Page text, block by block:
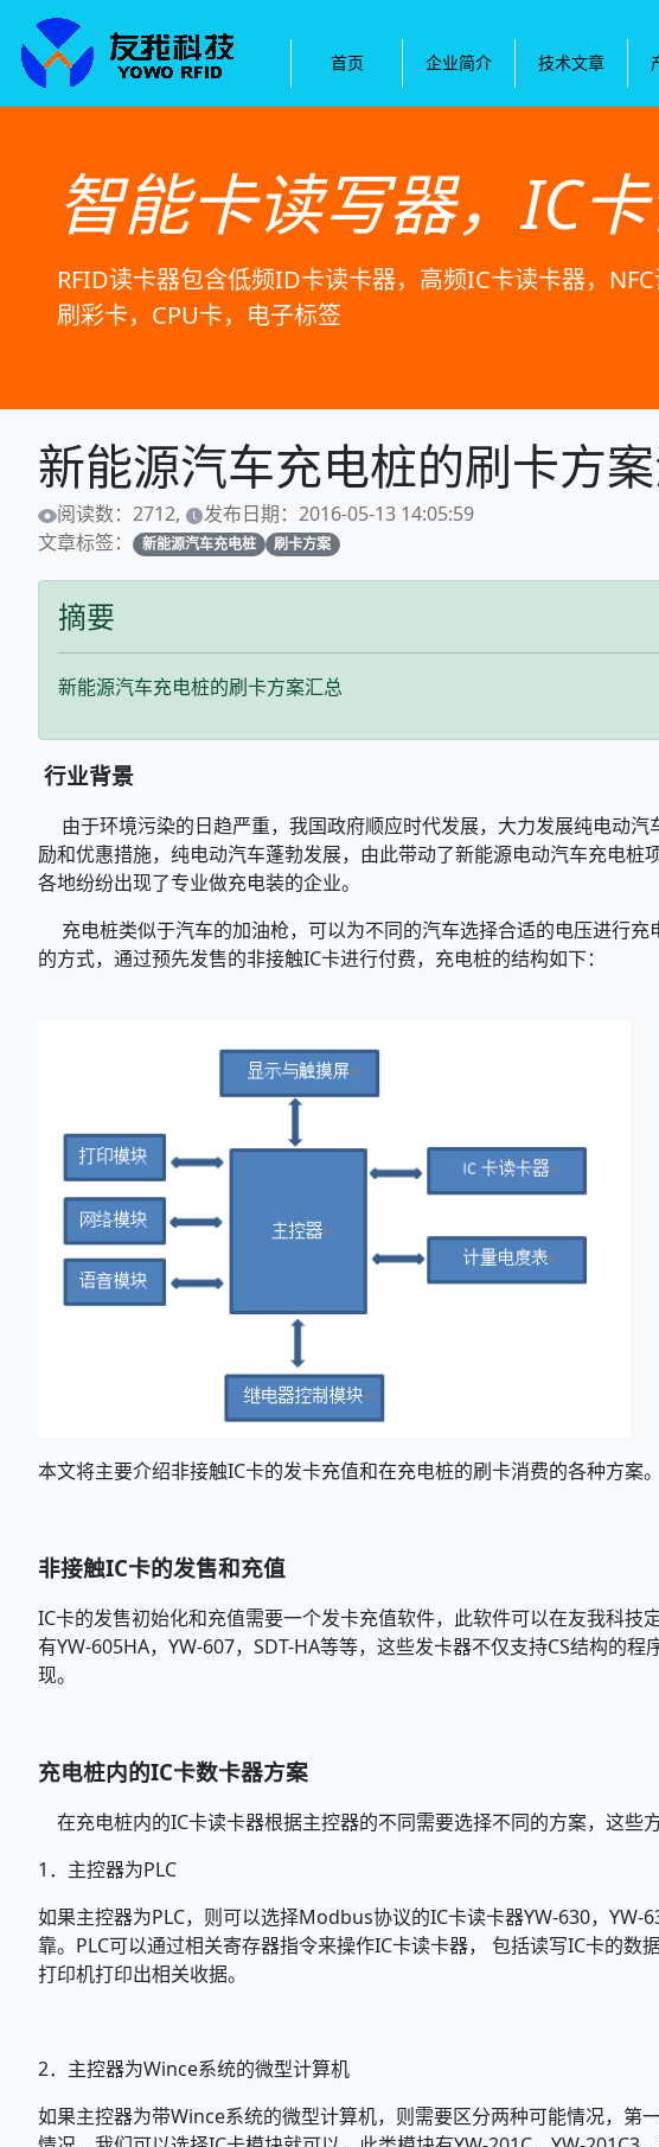
首页 企业简介 技术文章
智能卡读写器，IC
RFID读卡器包含低频ID卡读卡器，高频IC卡读卡器，
刷彩卡，CPU卡，电子标签
新能源汽车充电桩的刷卡方
阅读数：2712,
发布日期：2016-05-13 14:05:59
文章标签：
新能源汽车充电桩 刷卡方案
摘要
新能源汽车充电桩的刷卡方案汇总
行业背景
由于环境污染的日趋严重，我国政府顺应时代发展，大力发展纯电动汽
励和优惠措施，纯电动汽车蓬勃发展，由此带动了新能源电动汽车充电桩
各地纷纷出现了专业做充电装的企业。
充电桩类似于汽车的加油枪，可以为不同的汽车选择合适的电压进行充
的方式，通过预先发售的非接触IC卡进行付费，充电桩的结构如下：
本文将主要介绍非接触IC卡的发卡充值和在充电桩的刷卡消费的各种方案。
非接触IC卡的发售和充值
IC卡的发售初始化和充值需要一个发卡充值软件，此软件可以在友我科
有YW-605HA，YW-607，SDT-HA等等，这些发卡器不仅支持CS结构的
现。
充电桩内的IC卡数卡器方案
在充电桩内的IC卡读卡器根据主控器的不同需要选择不同的方案，这些
1． 主控器为PLC
如果主控器为PLC，则可以选择Modbus协议的IC卡读卡器YW-630，
靠。PLC可以通过相关寄存器指令来操作IC卡读卡器， 包括读写IC卡的
打印机打印出相关收据。
2． 主控器为Wince系统的微型计算机
如果主控器为带Wince系统的微型计算机，则需要区分两种可能情况，第